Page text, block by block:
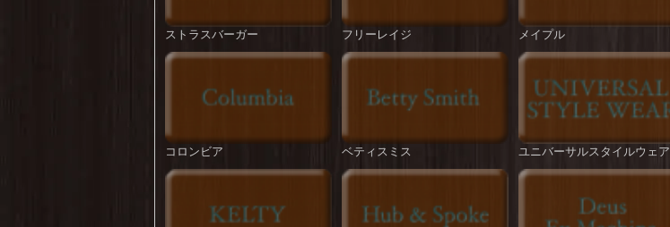
ストラスバーガー フリーレイジ メイプル
コロンビア ベティスミス ユニバーサルスタイルウェア